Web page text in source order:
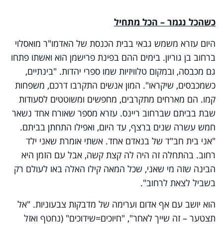
כשהכל נגמר – הכל מתחיל
היום עזרא משמש גבאי בבית הכנסת של האדמו"ר מואסלוי
ברחוב בן גוריון. בימים ההם בפינת פרישמן הוא ואשתו פתחו
גם מכבסה, ובמקום טלוויזיות שמו ספרי יהדות. "בינתיים,
כשמכבסים, שיקראו". המון אנשים התקרבו דרכם, משפחות
קמו. הם מארחים מתקרבים, מחפשים ומשוטטים לסעודות
שבת בביתם שברחוב ריינס. עזרא מספר שאורח אחד נשאר
חמש עשרה שנים ברצף, עד היום, ואפילו התחתן בביתם.
"אני בית חב"ד של בנאדם אחד. אשתי אומרת שאני ילד
רחוב. בהתחלה זה היה לה קצת קשה, אבל עם הזמן היא
הבינה שזה מי שאני, שכל המאה קילו האלה באו לעולם רק
בשביל לצאת לרחוב".
הוא יושב עם אף אדום וערימה של מדבקות צבעוניות. "אל
תצטער – זה שייך לאחר", "חיוכים=שידוכים" (נחטף ואזל